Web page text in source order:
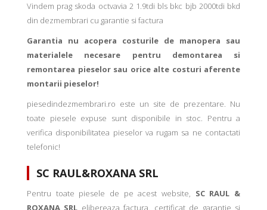
Vindem prag skoda octvavia 2 1.9tdi bls bkc bjb 2000tdi bkd
din dezmembrari cu garantie si factura
Garantia nu acopera costurile de manopera sau
materialele necesare pentru demontarea si
remontarea pieselor sau orice alte costuri aferente
montarii pieselor!
piesedindezmembrari.ro este un site de prezentare. Nu
toate piesele expuse sunt disponibile in stoc. Pentru a
verifica disponibilitatea pieselor va rugam sa ne contactati
telefonic!
SC RAUL&ROXANA SRL
Pentru toate piesele de pe acest website, SC RAUL &
ROXANA SRL elibereaza factura, certificat de garantie si